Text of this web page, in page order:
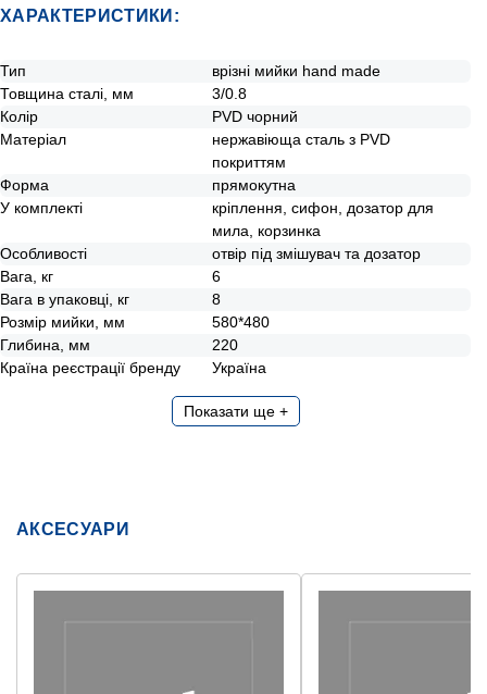
ХАРАКТЕРИСТИКИ:
Тип
врізні мийки hand made
Товщина сталі, мм
3/0.8
Колір
PVD чорний
Матеріал
нержавіюща сталь з PVD
покриттям
Форма
прямокутна
У комплекті
кріплення, сифон, дозатор для
мила, корзинка
Особливості
отвір під змішувач та дозатор
Вага, кг
6
Вага в упаковці, кг
8
Розмір мийки, мм
580*480
Глибина, мм
220
Країна реєстрації бренду
Україна
Показати ще +
АКСЕСУАРИ